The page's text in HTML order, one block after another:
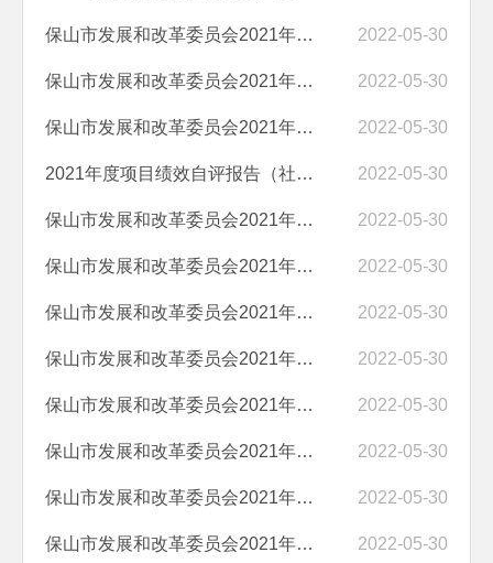
保山市发展和改革委员会2021年度项目绩效自评报告（市老干部局拨离退休... 2022-05-30
保山市发展和改革委员会2021年度项目绩效自评报告（市级储备粮油利费补... 2022-05-30
保山市发展和改革委员会2021年度项目绩效自评报告（省级救灾物资管理经... 2022-05-30
2021年度项目绩效自评报告（社会信用体系建设相关经费） 2022-05-30
保山市发展和改革委员会2021年度项目绩效自评报告（三代税款手续费补助... 2022-05-30
保山市发展和改革委员会2021年度项目绩效自评报告（内网基础环境建设和... 2022-05-30
保山市发展和改革委员会2021年度项目绩效自评报告（粮油供需平衡调查固... 2022-05-30
保山市发展和改革委员会2021年度项目绩效自评报告（粮食安全管理经费） 2022-05-30
保山市发展和改革委员会2021年度项目绩效自评报告（好粮油示范县优质粮... 2022-05-30
保山市发展和改革委员会2021年度项目绩效自评报告（保山市重要生态系统... 2022-05-30
保山市发展和改革委员会2021年度项目绩效自评报告（保山市人力资源和社... 2022-05-30
保山市发展和改革委员会2021年度项目绩效自评报告（保山市固定资产投资... 2022-05-30